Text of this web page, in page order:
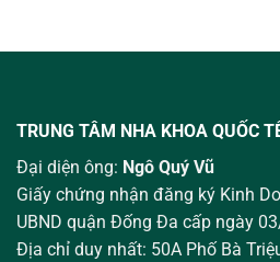
TRUNG TÂM NHA KHOA QUỐC
Đại diện ông: Ngô Quý Vũ
Giấy chứng nhận đăng ký Kinh
UBND quận Đống Đa cấp ngày
Địa chỉ duy nhất: 50A Phố Bà